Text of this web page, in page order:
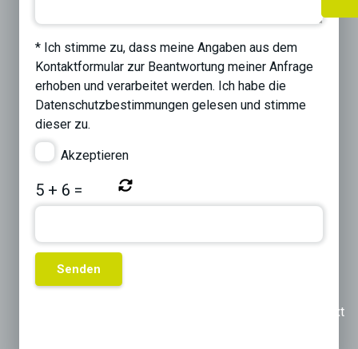
* Ich stimme zu, dass meine Angaben aus dem
Kontaktformular zur Beantwortung meiner Anfrage
erhoben und verarbeitet werden. Ich habe die
Datenschutzbestimmungen gelesen und stimme
dieser zu.
Akzeptieren
5 + 6 =
Next